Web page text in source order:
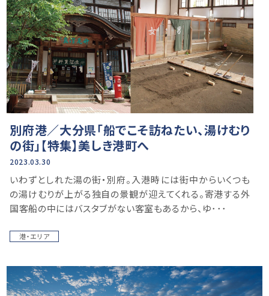
別府港／大分県「船でこそ訪ねたい、湯けむり
の街」【特集】美しき港町へ
2023.03.30
いわずとしれた湯の街・別府。入港時には街中からいくつも
の湯けむりが上がる独自の景観が迎えてくれる。寄港する外
国客船の中にはバスタブがない客室もあるから、ゆ･･･
港・エリア